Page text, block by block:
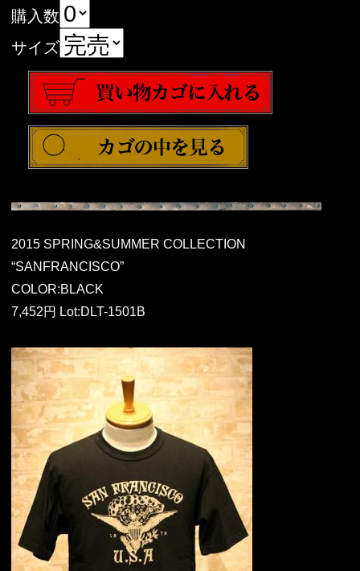
購入数
サイズ
2015 SPRING&SUMMER COLLECTION
“SANFRANCISCO”
COLOR:BLACK
7,452円 Lot:DLT-1501B